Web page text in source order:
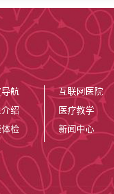
航
绍
检
互联网医院
医疗教学
新闻中心